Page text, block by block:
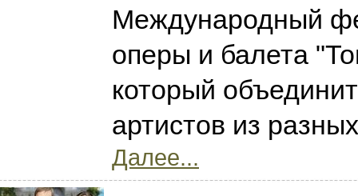
Международный
оперы и балета
который
артистов из
Далее...